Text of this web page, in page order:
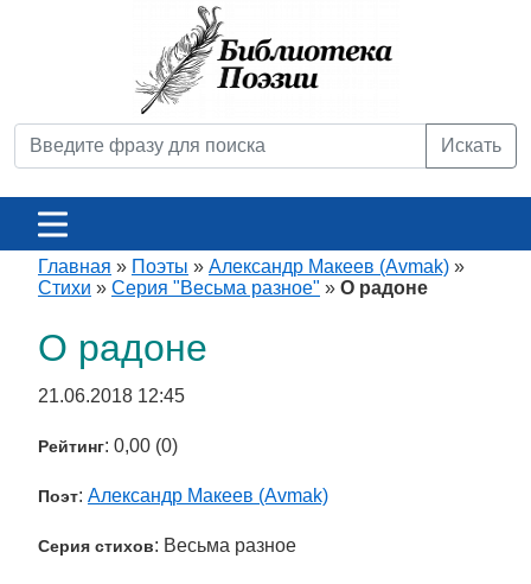
Искать
Главная » Поэты » Александр Макеев (Avmak) »
Стихи » Серия "Весьма разное" » О радоне
О радоне
21.06.2018 12:45
Рейтинг: 0,00 (0)
Поэт: Александр Макеев (Avmak)
Серия стихов: Весьма разное